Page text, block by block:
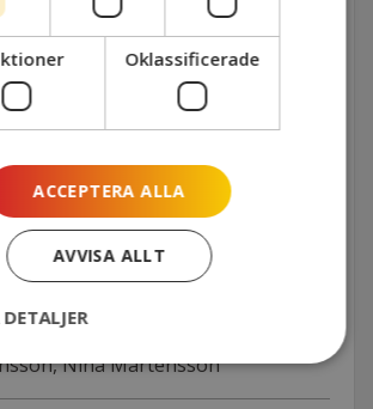
10 10:00 - 12:00
Star Hotel, Lund
nätverket för ekonomichefer
Nina Mårtensson
Oklassificerade
ACCEPTERA ALLA
AVVISA ALLT